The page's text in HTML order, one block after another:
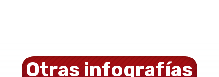
Otras infografías